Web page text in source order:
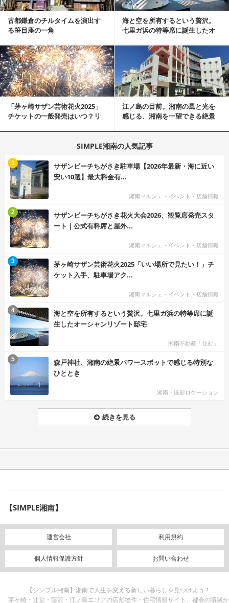
古都鎌倉のチルタイムを演出す
る笹目座の一角
海と空を所有するという贅沢。
七里ガ浜の特等席に誕生したオ
「茅ヶ崎サザン芸術花火2025」
チケットの一般発売はいつ？リ
江ノ島の目前。湘南の風と光を
感じる、湘南を一望できる絶景
記事を読む
SIMPLE湘南の人気記事
サザンビーチちがさき駐車場【2026年最新・海に近い
安い10選】最大料金有...
湘南マルシェ・イベント・店舗情報
1
サザンビーチちがさき花火大会2026、観覧席発売スタ
ート｜公式有料席と屋外...
湘南マルシェ・イベント・店舗情報
2
茅ヶ崎サザン芸術花火2025「いい場所で見たい！」チ
ケット入手、駐車場アク...
湘南マルシェ・イベント・店舗情報
3
海と空を所有するという贅沢。七里ガ浜の特等席に誕
生したオーシャンリゾート邸宅
湘南不動産「住む」
4
森戸神社、湘南の絶景パワースポットで感じる特別な
ひととき
湘南・撮影ロケーション
5
続きを見る
【SIMPLE湘南】
運営会社 利用規約
個人情報保護方針 お問い合わせ
【シンプル湘南】湘南で人生を変える新しい暮らしを見つけよう！
茅ヶ崎・辻堂・藤沢・江ノ島エリアの店舗物件・住宅情報サイト。都会の喧騒か